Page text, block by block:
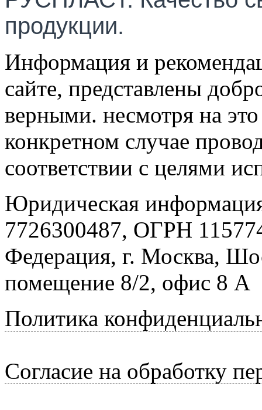
продукции.
Информация и
сайте, представлены
верными. несмотря на
конкретном случае
соответствии с целями
Юридическая
7726300487, ОГРН
Федерация, г. Москва,
помещение 8/2, офис 8 А
Политика
Согласие на обработку